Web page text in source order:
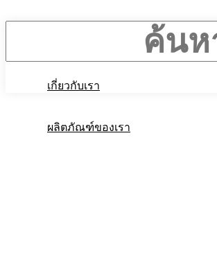
เกี่ยวกับเรา
ผลิตภัณฑ์ของเรา